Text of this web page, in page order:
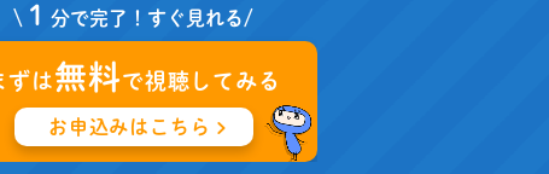
\ １分で完了！すぐ見れる/
ずは無料で視聴してみる
お申込みはこちら